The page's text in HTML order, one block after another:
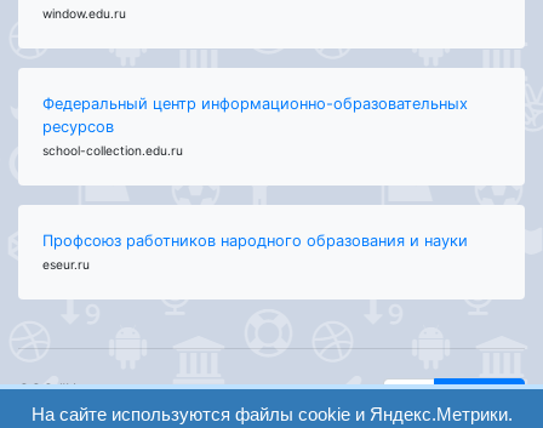
window.edu.ru
Федеральный центр информационно-образовательных
ресурсов
school-collection.edu.ru
Профсоюз работников народного образования и науки
eseur.ru
ООО "Центр
образования и
На сайте используются файлы cookie и Яндекс.Метрики.